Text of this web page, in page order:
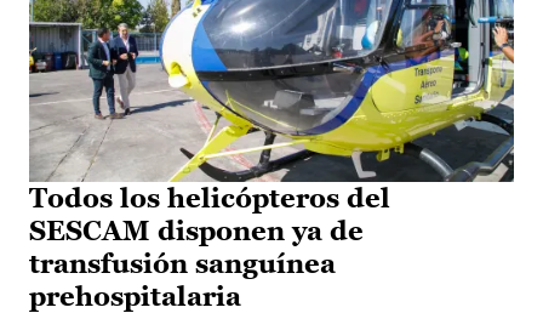
Todos los helicópteros del
SESCAM disponen ya de
transfusión sanguínea
prehospitalaria